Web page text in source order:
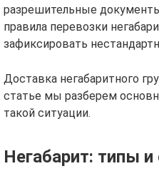
разрешительные
правила перевозки
зафиксировать
Доставка негабаритного
статье мы разберем
такой ситуации.
Негабарит: типы и